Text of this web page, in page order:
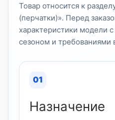
Товар относится к
(перчатки)». Перед
характеристики модели
сезоном и требованиями
01
Назначение